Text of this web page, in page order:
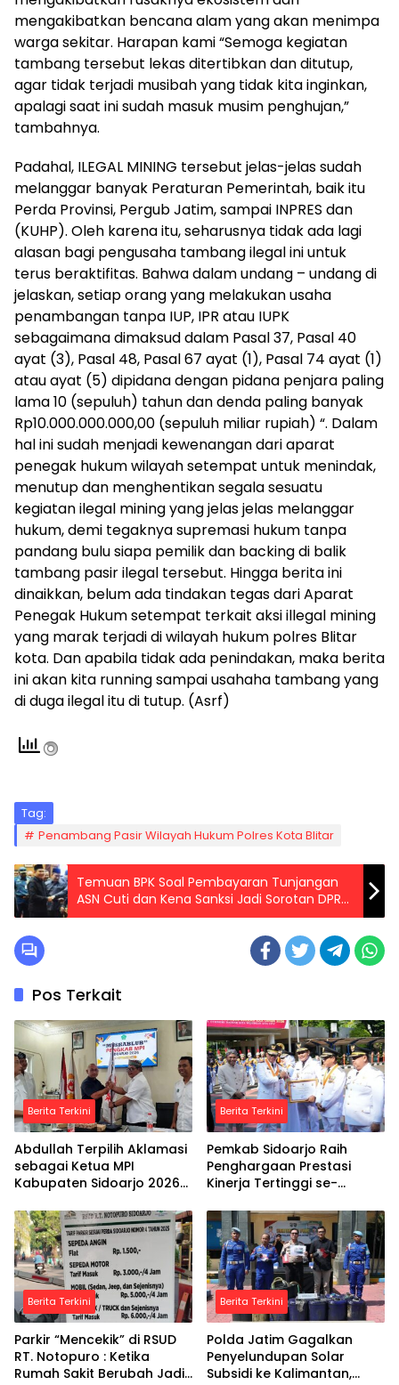
mengakibatkan bencana alam yang akan menimpa
warga sekitar. Harapan kami “Semoga kegiatan
tambang tersebut lekas ditertibkan dan ditutup,
agar tidak terjadi musibah yang tidak kita inginkan,
apalagi saat ini sudah masuk musim penghujan,”
tambahnya.
Padahal, ILEGAL MINING tersebut jelas-jelas sudah
melanggar banyak Peraturan Pemerintah, baik itu
Perda Provinsi, Pergub Jatim, sampai INPRES dan
(KUHP). Oleh karena itu, seharusnya tidak ada lagi
alasan bagi pengusaha tambang ilegal ini untuk
terus beraktifitas. Bahwa dalam undang – undang di
jelaskan, setiap orang yang melakukan usaha
penambangan tanpa IUP, IPR atau IUPK
sebagaimana dimaksud dalam Pasal 37, Pasal 40
ayat (3), Pasal 48, Pasal 67 ayat (1), Pasal 74 ayat (1)
atau ayat (5) dipidana dengan pidana penjara paling
lama 10 (sepuluh) tahun dan denda paling banyak
Rp10.000.000.000,00 (sepuluh miliar rupiah) “. Dalam
hal ini sudah menjadi kewenangan dari aparat
penegak hukum wilayah setempat untuk menindak,
menutup dan menghentikan segala sesuatu
kegiatan ilegal mining yang jelas jelas melanggar
hukum, demi tegaknya supremasi hukum tanpa
pandang bulu siapa pemilik dan backing di balik
tambang pasir ilegal tersebut. Hingga berita ini
dinaikkan, belum ada tindakan tegas dari Aparat
Penegak Hukum setempat terkait aksi illegal mining
yang marak terjadi di wilayah hukum polres Blitar
kota. Dan apabila tidak ada penindakan, maka berita
ini akan kita running sampai usahaha tambang yang
di duga ilegal itu di tutup. (Asrf)
Tag:
Penambang Pasir Wilayah Hukum Polres Kota Blitar
Temuan BPK Soal Pembayaran Tunjangan
ASN Cuti dan Kena Sanksi Jadi Sorotan DPRD
Sidoarjo
Pos Terkait
Berita Terkini
Abdullah Terpilih Aklamasi
sebagai Ketua MPI
Kabupaten Sidoarjo 2026–
Berita Terkini
Pemkab Sidoarjo Raih
Penghargaan Prestasi
Kinerja Tertinggi se-
Berita Terkini
Parkir “Mencekik” di RSUD
RT. Notopuro : Ketika
Rumah Sakit Berubah Jadi
Berita Terkini
Polda Jatim Gagalkan
Penyelundupan Solar
Subsidi ke Kalimantan,